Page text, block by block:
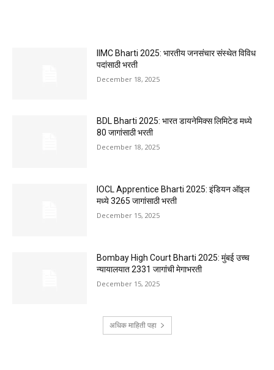
IIMC Bharti 2025: भारतीय जनसंचार संस्थेत विविध
पदांसाठी भरती
December 18, 2025
BDL Bharti 2025: भारत डायनेमिक्स लिमिटेड मध्ये
80 जागांसाठी भरती
December 18, 2025
IOCL Apprentice Bharti 2025: इंडियन ऑइल
मध्ये 3265 जागांसाठी भरती
December 15, 2025
Bombay High Court Bharti 2025: मुंबई उच्च
न्यायालयात 2331 जागांची मेगाभरती
December 15, 2025
अधिक माहिती पहा